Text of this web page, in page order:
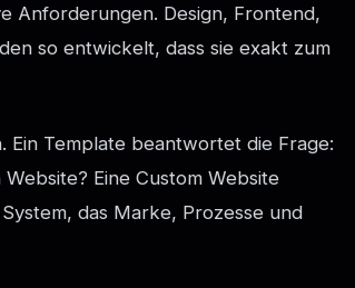
Anforderungen. Design, Frontend,
so entwickelt, dass sie exakt zum
Ein Template beantwortet die Frage:
Eine Custom Website
das Marke, Prozesse und